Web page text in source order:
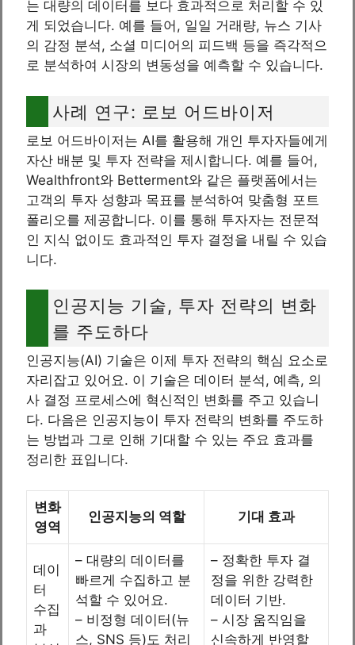
는 대량의 데이터를 보다 효과적으로 처리할 수 있
게 되었습니다. 예를 들어, 일일 거래량, 뉴스 기사
의 감정 분석, 소셜 미디어의 피드백 등을 즉각적으
로 분석하여 시장의 변동성을 예측할 수 있습니다.
사례 연구: 로보 어드바이저
로보 어드바이저는 AI를 활용해 개인 투자자들에게
자산 배분 및 투자 전략을 제시합니다. 예를 들어,
Wealthfront와 Betterment와 같은 플랫폼에서는
고객의 투자 성향과 목표를 분석하여 맞춤형 포트
폴리오를 제공합니다. 이를 통해 투자자는 전문적
인 지식 없이도 효과적인 투자 결정을 내릴 수 있습
니다.
인공지능 기술, 투자 전략의 변화
를 주도하다
인공지능(AI) 기술은 이제 투자 전략의 핵심 요소로
자리잡고 있어요. 이 기술은 데이터 분석, 예측, 의
사 결정 프로세스에 혁신적인 변화를 주고 있습니
다. 다음은 인공지능이 투자 전략의 변화를 주도하
는 방법과 그로 인해 기대할 수 있는 주요 효과를
정리한 표입니다.
변화
영역
인공지능의 역할 기대 효과
데이
터
수집
과
– 대량의 데이터를
빠르게 수집하고 분
석할 수 있어요.
– 비정형 데이터(뉴
스, SNS 등)도 처리
– 정확한 투자 결
정을 위한 강력한
데이터 기반.
– 시장 움직임을
신속하게 반영할